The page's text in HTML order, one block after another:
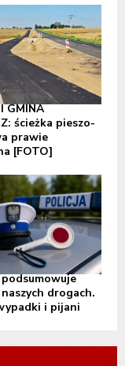
GMINA
ścieżka pieszo-
prawie
[FOTO]
podsumowuje
drogach.
i pijani